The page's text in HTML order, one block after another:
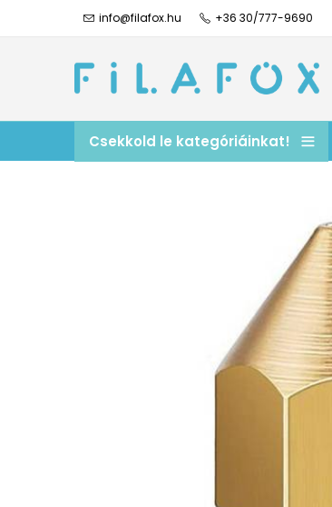
info@filafox.hu +36 30/777-9690
Csekkold le kategóriáinkat!